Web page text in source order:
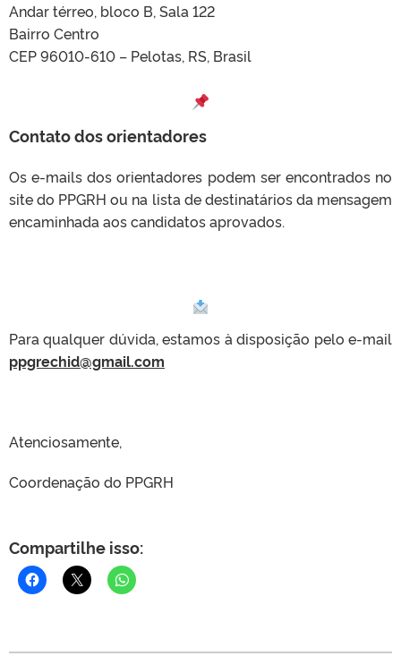
Andar térreo, bloco B, Sala 122
Bairro Centro
CEP 96010-610 – Pelotas, RS, Brasil
Contato dos orientadores
Os e-mails dos orientadores podem ser encontrados no
site do PPGRH ou na lista de destinatários da mensagem
encaminhada aos candidatos aprovados.
Para qualquer dúvida, estamos à disposição pelo e-mail
ppgrechid@gmail.com
Atenciosamente,
Coordenação do PPGRH
Compartilhe isso: